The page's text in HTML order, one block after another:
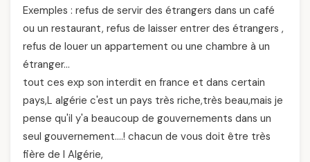
Exemples : refus de servir des étrangers dans un café
ou un restaurant, refus de laisser entrer des étrangers ,
refus de louer un appartement ou une chambre à un
étranger…
tout ces exp son interdit en france et dans certain
pays,L algérie c'est un pays très riche,très beau,mais je
pense qu'il y'a beaucoup de gouvernements dans un
seul gouvernement….! chacun de vous doit être très
fière de l Algérie,